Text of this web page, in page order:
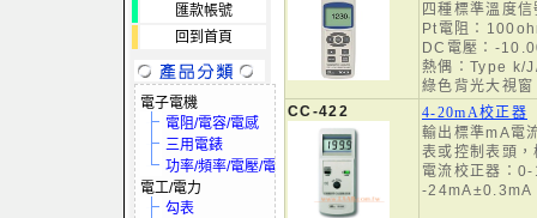
匯款帳號
回到首頁
電子電機
電阻/電容/電感
三用電錶
功率/頻率/電壓/電流
電工/電力
勾表
四種標準溫度
Pt電阻：
DC電壓：-
熱偶：Type k/
綠色背光大視
CC-422
4-20mA校正器
輸出標準mA電
表或控制表頭
電流校正器：
-24mA±0.3mA